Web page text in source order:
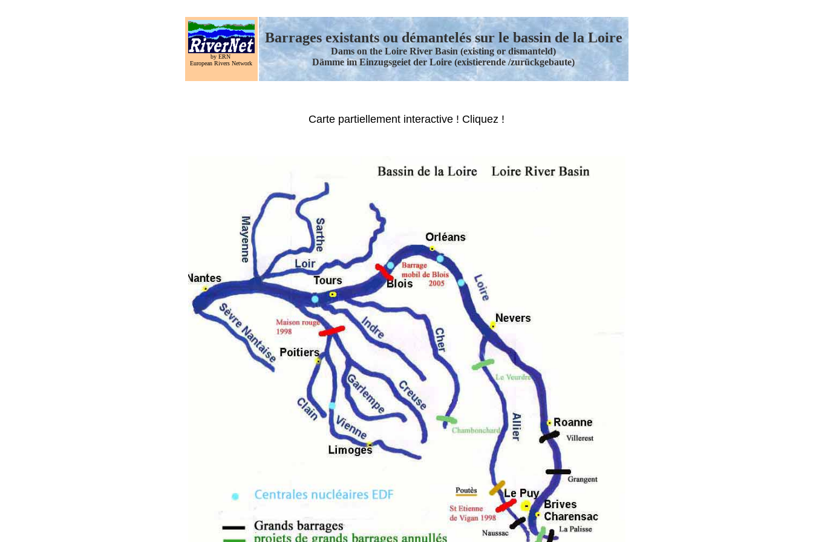
by ERN
European Rivers Network
Barrages existants ou démantelés sur le bassin de la Loire
Dams on the Loire River Basin (existing or dismanteld)
Dämme im Einzugsgeiet der Loire (existierende /zurückgebaute)
Carte partiellement interactive ! Cliquez !